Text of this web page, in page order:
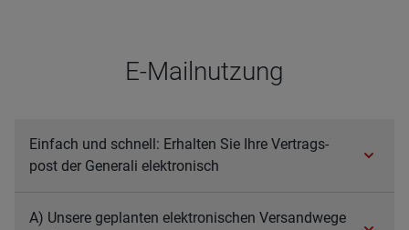
E-Mail­nut­zung
Ein­fach und schnell: Erhal­ten Sie Ihre Ver­trags­
post der Gene­rali elek­tro­nisch
A) Unsere geplan­ten elek­tro­ni­schen Ver­sand­wege